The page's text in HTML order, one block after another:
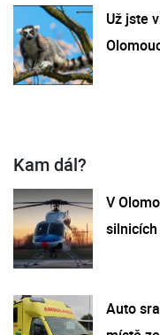
Už jste
Kam dál?
V
Auto